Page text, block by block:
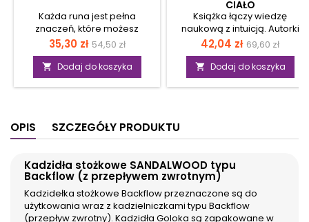
Każda runa jest pełna
znaczeń, które możesz
odkryć, pracując z tymi
starożytnymi symbolami.
Zdobywając wiedzę na ich
temat, otrzymasz potężne
narzędzie, dzięki któremu
cele zawodowe, zbudujesz
satysfakcjonujące relacje i
książce tej znajdziesz
wskazówki, jak używać run
Futharku starszego do
wróżenia. Nauczysz się
samodzielnie wykonywać
Cena
35,30 zł Cena
podstawowa
54,50 zł
 Dodaj do koszyka
CIAŁO
Książka łączy wiedzę
naukową z intuicją. Autorki
prezentują swoją wieloletnią
praktykę z dziedziny
medycyny, intuicji,
świadomości i
podświadomości.
równoważyć emocje,
na poziomie uzdrawiania
holistycznego. Jeśli niepokoi
Cię Twoje zdrowie i brak
odporności, to zrób test
znajdujący się w książce,
Cena
42,04 zł Cena
69,60 zł
 Dodaj do koszyka
OPIS SZCZEGÓŁY PRODUKTU
Kadzidła stożkowe SANDALWOOD typu
Backflow (z przepływem zwrotnym)
Kadzidełka stożkowe Backflow przeznaczone są do
użytkowania wraz z kadzielniczkami typu Backflow
(przepływ zwrotny). Kadzidła Goloka są zapakowane w